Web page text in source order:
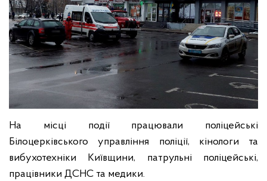
На місці події працювали поліцейські
Білоцерківського управління поліції, кінологи та
вибухотехніки Київщини, патрульні поліцейські,
працівники ДСНС та медики.